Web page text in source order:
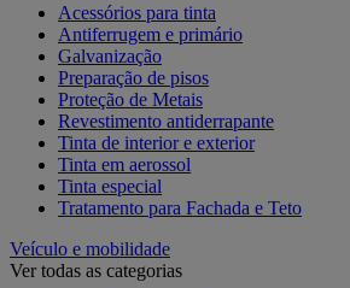
Acessórios para tinta
Antiferrugem e primário
Galvanização
Preparação de pisos
Proteção de Metais
Revestimento antiderrapante
Tinta de interior e exterior
Tinta em aerossol
Tinta especial
Tratamento para Fachada e Teto
Veículo e mobilidade
Ver todas as categorias